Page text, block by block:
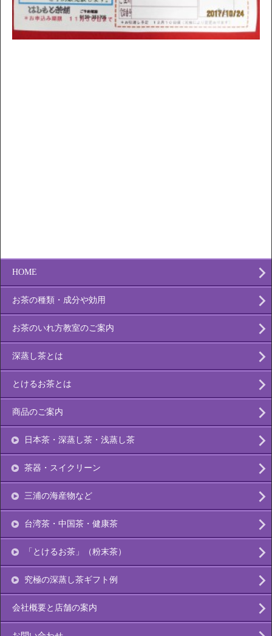
HOME
お茶の種類・成分や効用
お茶のいれ方教室のご案内
深蒸し茶とは
とけるお茶とは
商品のご案内
日本茶・深蒸し茶・浅蒸し茶
茶器・スイクリーン
三浦の海産物など
台湾茶・中国茶・健康茶
「とけるお茶」（粉末茶）
究極の深蒸し茶ギフト例
会社概要と店舗の案内